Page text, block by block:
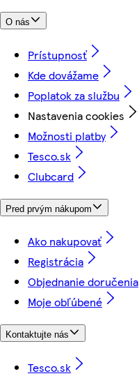
O nás
Prístupnosť
Kde dovážame
Poplatok za službu
Nastavenia cookies
Možnosti platby
Tesco.sk
Clubcard
Pred prvým nákupom
Ako nakupovať
Registrácia
Objednanie doručenia
Moje obľúbené
Kontaktujte nás
Tesco.sk